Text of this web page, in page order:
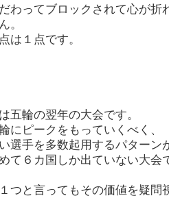
わってブロックされて心が折
。
は１点です。
五輪の翌年の大会です。
にピークをもっていくべく、
選手を多数起用するパターン
て６カ国しか出ていない大会
つと言ってもその価値を疑問